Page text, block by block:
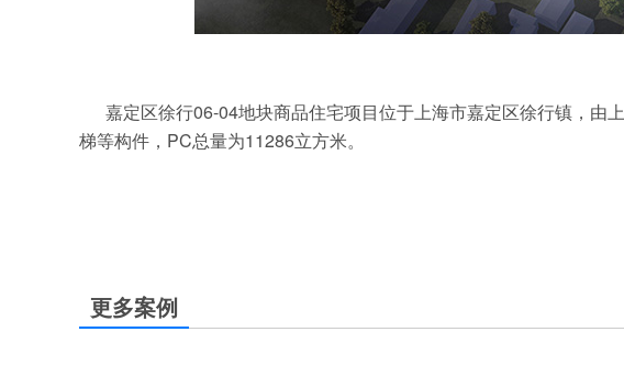
嘉定区徐行06-04地块商品住宅项目位于上海市嘉定区徐行镇，由
梯等构件，PC总量为11286立方米。
更多案例